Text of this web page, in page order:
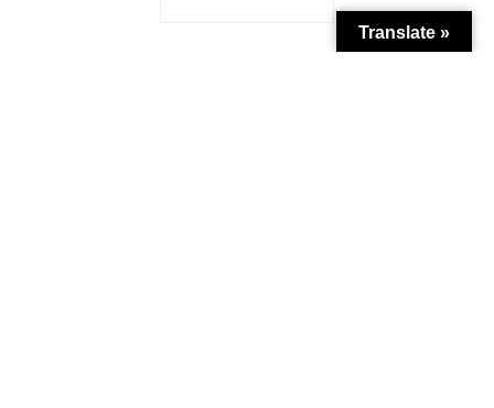
Translate »